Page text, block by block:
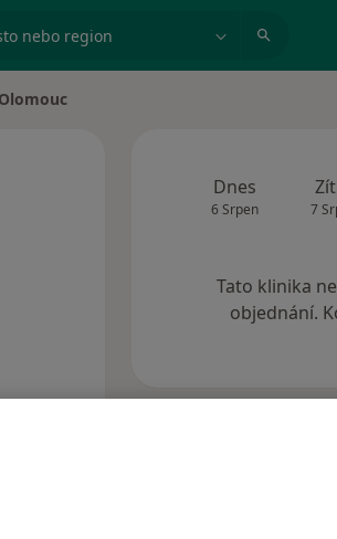
nebo region
Dnes
6 Srpen 7
Tato klinika
objednání.